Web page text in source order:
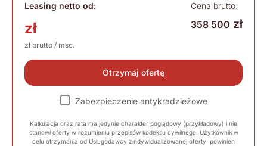
Leasing netto od:
zł
zł brutto / msc.
Cena brutto:
358 500 zł
Otrzymaj ofertę
Zabezpieczenie antykradzieżowe
Kalkulacja oraz rata ma jedynie charakter poglądowy (przykładowy) i nie
stanowi oferty w rozumieniu przepisów kodeksu cywilnego. Użytkownik w
celu otrzymania od Usługodawcy zindywidualizowanej oferty powinien